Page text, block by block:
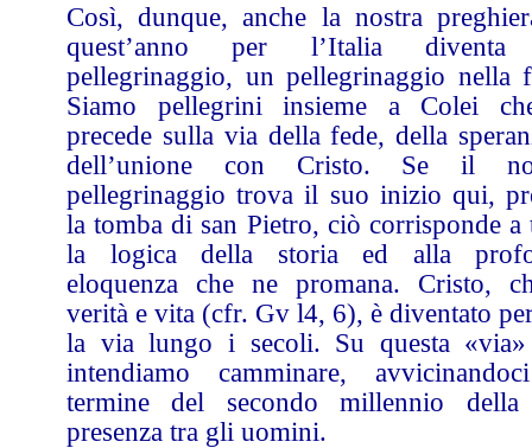
Così, dunque, anche la nostra
quest’anno per l’Italia
pellegrinaggio, un pellegrinaggio nella
Siamo pellegrini insieme a Colei
precede sulla via della fede, della
dell’unione con Cristo. Se il
pellegrinaggio trova il suo inizio qui,
la tomba di san Pietro, ciò corrisponde a
la logica della storia ed alla
eloquenza che ne promana. Cristo,
verità e vita (cfr. Gv l4, 6), è diventato
la via lungo i secoli. Su questa
intendiamo camminare,
termine del secondo millennio della
presenza tra gli uomini.